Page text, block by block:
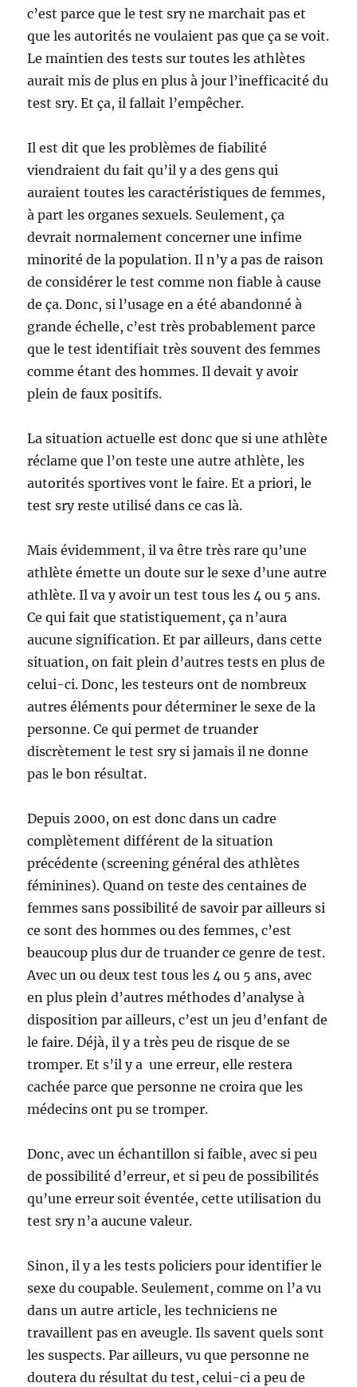
c’est parce que le test sry ne marchait pas et
que les autorités ne voulaient pas que ça se voit.
Le maintien des tests sur toutes les athlètes
aurait mis de plus en plus à jour l’inefficacité du
test sry. Et ça, il fallait l’empêcher.
Il est dit que les problèmes de fiabilité
viendraient du fait qu’il y a des gens qui
auraient toutes les caractéristiques de femmes,
à part les organes sexuels. Seulement, ça
devrait normalement concerner une infime
minorité de la population. Il n’y a pas de raison
de considérer le test comme non fiable à cause
de ça. Donc, si l’usage en a été abandonné à
grande échelle, c’est très probablement parce
que le test identifiait très souvent des femmes
comme étant des hommes. Il devait y avoir
plein de faux positifs.
La situation actuelle est donc que si une athlète
réclame que l’on teste une autre athlète, les
autorités sportives vont le faire. Et a priori, le
test sry reste utilisé dans ce cas là.
Mais évidemment, il va être très rare qu’une
athlète émette un doute sur le sexe d’une autre
athlète. Il va y avoir un test tous les 4 ou 5 ans.
Ce qui fait que statistiquement, ça n’aura
aucune signification. Et par ailleurs, dans cette
situation, on fait plein d’autres tests en plus de
celui-ci. Donc, les testeurs ont de nombreux
autres éléments pour déterminer le sexe de la
personne. Ce qui permet de truander
discrètement le test sry si jamais il ne donne
pas le bon résultat.
Depuis 2000, on est donc dans un cadre
complètement différent de la situation
précédente (screening général des athlètes
féminines). Quand on teste des centaines de
femmes sans possibilité de savoir par ailleurs si
ce sont des hommes ou des femmes, c’est
beaucoup plus dur de truander ce genre de test.
Avec un ou deux test tous les 4 ou 5 ans, avec
en plus plein d’autres méthodes d’analyse à
disposition par ailleurs, c’est un jeu d’enfant de
le faire. Déjà, il y a très peu de risque de se
tromper. Et s’il y a une erreur, elle restera
cachée parce que personne ne croira que les
médecins ont pu se tromper.
Donc, avec un échantillon si faible, avec si peu
de possibilité d’erreur, et si peu de possibilités
qu’une erreur soit éventée, cette utilisation du
test sry n’a aucune valeur.
Sinon, il y a les tests policiers pour identifier le
sexe du coupable. Seulement, comme on l’a vu
dans un autre article, les techniciens ne
travaillent pas en aveugle. Ils savent quels sont
les suspects. Par ailleurs, vu que personne ne
doutera du résultat du test, celui-ci a peu de